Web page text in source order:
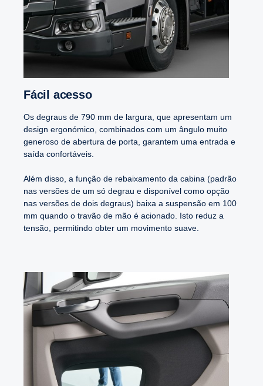
Fácil acesso
Os degraus de 790 mm de largura, que apresentam um
design ergonómico, combinados com um ângulo muito
generoso de abertura de porta, garantem uma entrada e
saída confortáveis.
Além disso, a função de rebaixamento da cabina (padrão
nas versões de um só degrau e disponível como opção
nas versões de dois degraus) baixa a suspensão em 100
mm quando o travão de mão é acionado. Isto reduz a
tensão, permitindo obter um movimento suave.